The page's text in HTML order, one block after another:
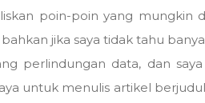
poin-poin yang mungkin
jika saya tidak tahu
perlindungan data, dan
untuk menulis artikel